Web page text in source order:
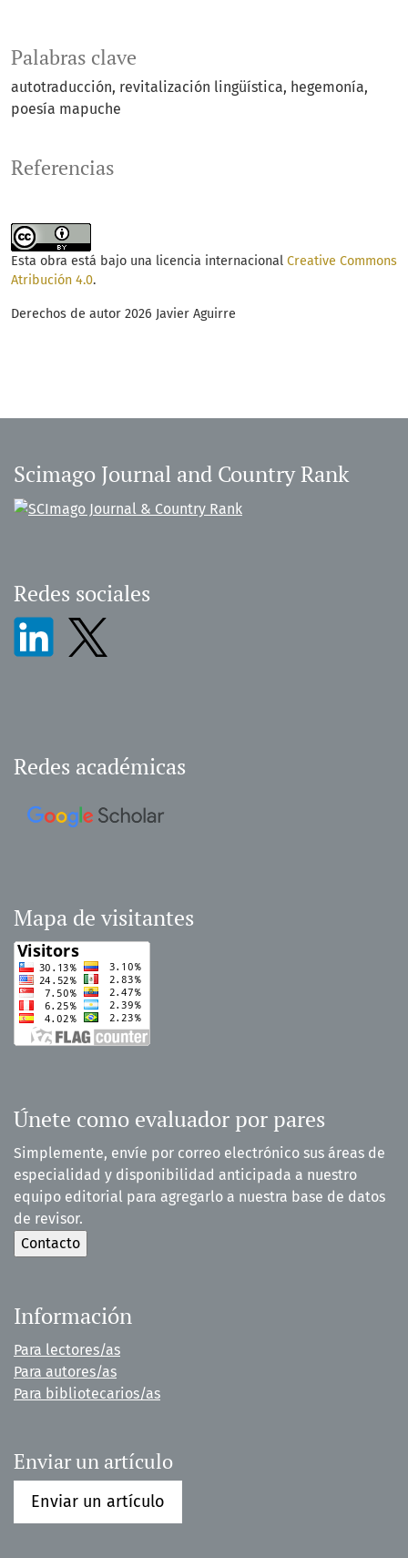
Palabras clave
autotraducción revitalización lingüística
hegemonía
poesía mapuche
Referencias
Esta obra está bajo una licencia internacional Creative Commons
Atribución 4.0.
Derechos de autor 2026 Javier Aguirre
Scimago Journal and Country Rank
Redes sociales
Redes académicas
Mapa de visitantes
Únete como evaluador por pares
Simplemente, envíe por correo electrónico sus áreas de
especialidad y disponibilidad anticipada a nuestro
equipo editorial para agregarlo a nuestra base de datos
de revisor.
Información
Para lectores/as
Para autores/as
Para bibliotecarios/as
Enviar un artículo
Enviar un artículo